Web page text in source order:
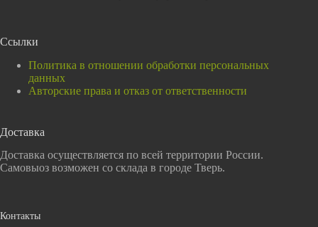
Ссылки
Политика в отношении обработки персональных
данных
Авторские права и отказ от ответственности
Доставка
Доставка осуществляется по всей территории России.
Самовыоз возможен со склада в городе Тверь.
Контакты